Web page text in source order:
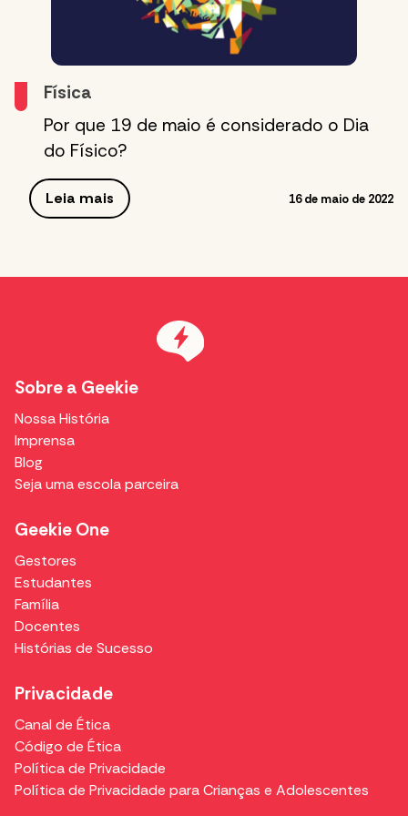
Física
Por que 19 de maio é considerado o Dia
do Físico?
Leia mais 16 de maio de 2022
Sobre a Geekie
Nossa História
Imprensa
Blog
Seja uma escola parceira
Geekie One
Gestores
Estudantes
Família
Docentes
Histórias de Sucesso
Privacidade
Canal de Ética
Código de Ética
Política de Privacidade
Política de Privacidade para Crianças e Adolescentes